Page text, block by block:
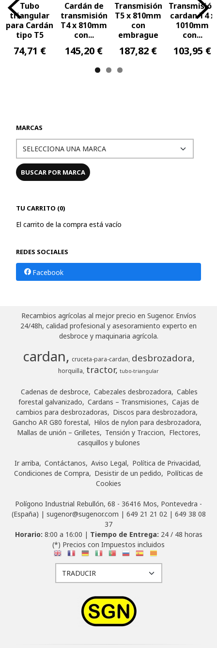
MARCAS
TU CARRITO (0)
El carrito de la compra está vacío
REDES SOCIALES
Facebook
Tubo
triangular
para Cardán
tipo T5
74,71 €
Cardán de
transmisión
T4 x 810mm
con...
145,20 €
Transmisión
T5 x 810mm
con
embrague
187,82 €
Transmisión
cardan T4 x
1010mm
con...
103,95 €
Recambios agrícolas al mejor precio en Sugenor. Envíos
24/48h, calidad profesional y asesoramiento experto en
desbroce y maquinaria agrícola.
cardan cruceta-para-cardan desbrozadora
horquilla tractor tubo-triangular
Cadenas de desbroce Cabezales desbrozadora
Cables
forestal galvanizado
Cardans – Transmisiones
Cajas de
cambios para desbrozadoras
Discos para desbrozadora
Gancho AR G80 forestal
Hilos de nylon para desbrozadora
Mallas de unión – Grilletes
Tensión y Traccion
Flectores,
casquillos y bulones
Ir arriba Contáctanos Aviso Legal
Política de Privacidad
Condiciones de Compra
Desistir de un pedido
Políticas de
Cookies
Polígono Industrial Rebullón, 68 - 36416 Mos, Pontevedra -
(España) | sugenor@sugenor.com | 649 21 21 02| 649 38 08
37
Horario: 8:00 a 16:00 | Tiempo de Entrega: 24 / 48 horas
(*) Precios con Impuestos incluidos